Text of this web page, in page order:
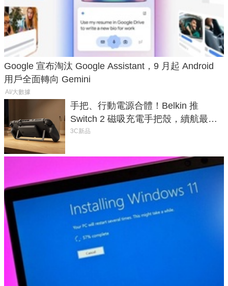
Google 宣布淘汰 Google Assistant，9 月起 Android
用戶全面轉向 Gemini
AI/大數據
手把、行動電源合體！Belkin 推
Switch 2 磁吸充電手把殼，續航最高
延長 1.5 倍
3C新品